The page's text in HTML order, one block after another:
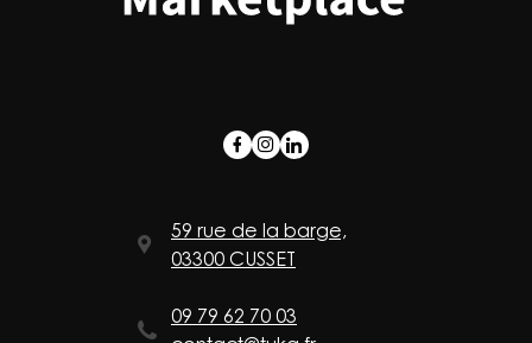
59 rue de la barge,
03300 CUSSET
09 79 62 70 03